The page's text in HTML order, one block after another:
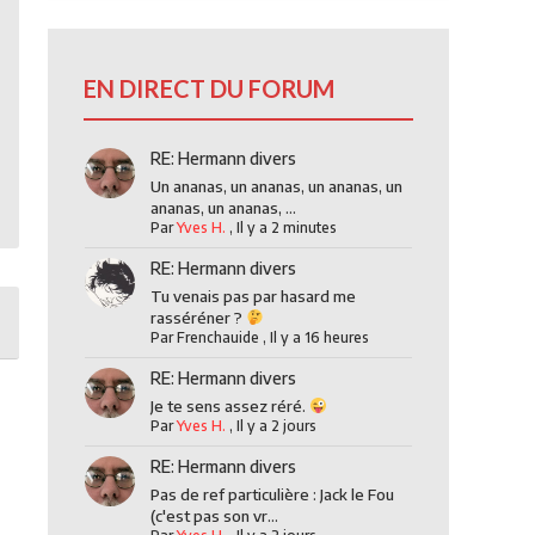
EN DIRECT DU FORUM
RE: Hermann divers
Un ananas, un ananas, un ananas, un
ananas, un ananas, ...
ParYves H. , Il y a 2 minutes
RE: Hermann divers
Tu venais pas par hasard me
rasséréner ?
ParFrenchauide , Il y a 16 heures
RE: Hermann divers
Je te sens assez réré.
ParYves H. , Il y a 2 jours
RE: Hermann divers
Pas de ref particulière : Jack le Fou
(c'est pas son vr...